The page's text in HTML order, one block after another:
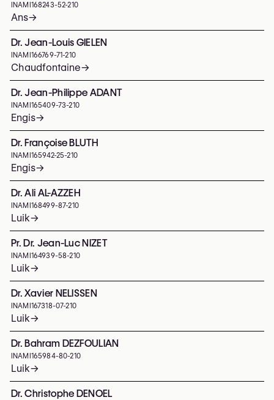
INAMI 168243-52-210
Ans→
Dr. Jean-Louis GIELEN
INAMI 166769-71-210
Chaudfontaine→
Dr. Jean-Philippe ADANT
INAMI 165409-73-210
Engis→
Dr. Françoise BLUTH
INAMI 165942-25-210
Engis→
Dr. Ali AL-AZZEH
INAMI 168499-87-210
Luik→
Pr. Dr. Jean-Luc NIZET
INAMI 164939-58-210
Luik→
Dr. Xavier NELISSEN
INAMI 167318-07-210
Luik→
Dr. Bahram DEZFOULIAN
INAMI 165984-80-210
Luik→
Dr. Christophe DENOEL